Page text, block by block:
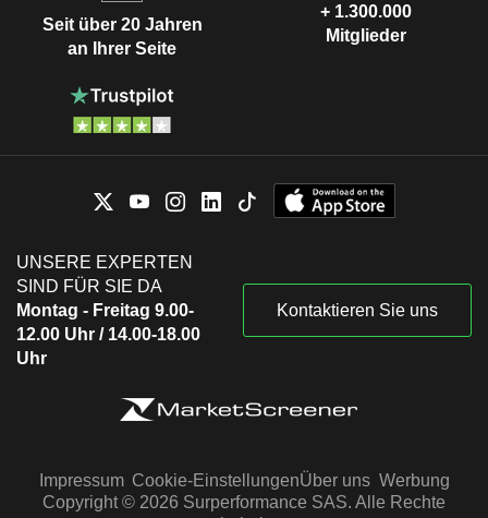
Seit über 20 Jahren
an Ihrer Seite
+ 1.300.000
Mitglieder
UNSERE EXPERTEN
SIND FÜR SIE DA
Montag - Freitag 9.00-
12.00 Uhr / 14.00-18.00
Uhr
Kontaktieren Sie uns
Impressum Cookie-EinstellungenÜber uns Werbung
Copyright © 2026 Surperformance SAS. Alle Rechte